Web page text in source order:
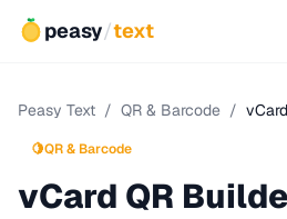
peasy/text
Peasy Text / QR & Barcode /
🍋QR & Barcode
vCard QR